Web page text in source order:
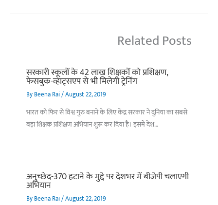
Related Posts
सरकारी स्कूलों के 42 लाख शिक्षकों को प्रशिक्षण,
फेसबुक-व्हाट्सएप से भी मिलेगी ट्रेनिंग
ByBeena Rai/August 22, 2019
भारत को फिर से विश्व गुरु बनाने के लिए केंद्र सरकार ने दुनिया का सबसे
बड़ा शिक्षक प्रशिक्षण अभियान शुरू कर दिया है। इसमें देश…
अनुच्छेद-370 हटाने के मुद्दे पर देशभर में बीजेपी चलाएगी
अभियान
ByBeena Rai/August 22, 2019